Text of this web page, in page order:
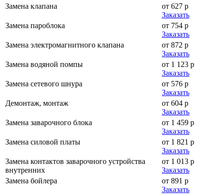
Замена клапана
от 627 р
Заказать
Замена пароблока
от 754 р
Заказать
Замена электромагнитного клапана
от 872 р
Заказать
Замена водяной помпы
от 1 123 р
Заказать
Замена сетевого шнура
от 576 р
Заказать
Демонтаж, монтаж
от 604 р
Заказать
Замена заварочного блока
от 1 459 р
Заказать
Замена силовой платы
от 1 821 р
Заказать
Замена контактов заварочного устройства
внутренних
от 1 013 р
Заказать
Замена бойлера
от 891 р
Заказать